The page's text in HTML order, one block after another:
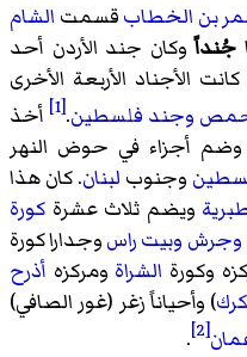
بن الخطابقسمت الشام
جُنداًوكان جند الأردن أحد
الأجناد الأربعة الأخرى
وجند فلسطين.
[1]
أخذ
وضم أجزاء في حوض النهر
وجنوب لبنان. كان هذا
ويضم ثلاث عشرة كورة
وجرش وبيت راسوجداراكورة
وكورة الشراة ومركزه أذرح
) وأحياناً زغر (غور الصافي)
[2]
.